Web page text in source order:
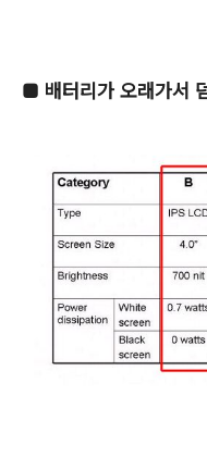
■ 배터리가 오래가서